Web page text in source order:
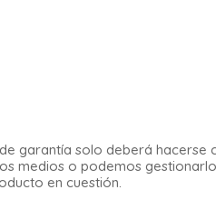
garantía solo deberá
medios o podemos
en cuestión.